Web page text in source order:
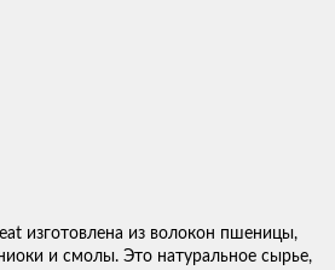
изготовлена из волокон пшеницы,
и смолы. Это натуральное сырье,